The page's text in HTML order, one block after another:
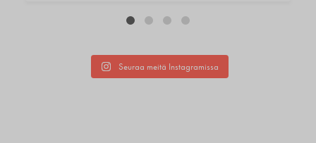
Seuraa meitä Instagramissa